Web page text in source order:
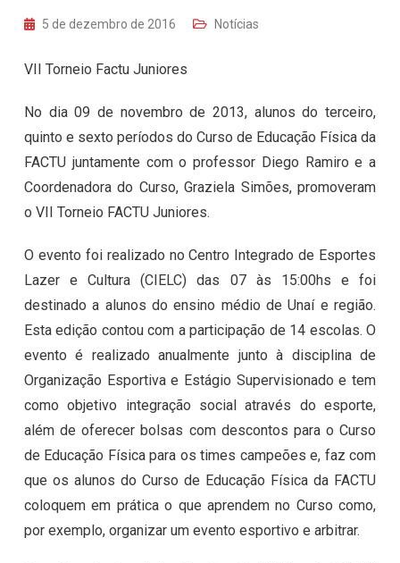
5 de dezembro de 2016 Notícias
VII Torneio Factu Juniores
No dia 09 de novembro de 2013, alunos do terceiro,
quinto e sexto períodos do Curso de Educação Física da
FACTU juntamente com o professor Diego Ramiro e a
Coordenadora do Curso, Graziela Simões, promoveram
o VII Torneio FACTU Juniores.
O evento foi realizado no Centro Integrado de Esportes
Lazer e Cultura (CIELC) das 07 às 15:00hs e foi
destinado a alunos do ensino médio de Unaí e região.
Esta edição contou com a participação de 14 escolas. O
evento é realizado anualmente junto à disciplina de
Organização Esportiva e Estágio Supervisionado e tem
como objetivo integração social através do esporte,
além de oferecer bolsas com descontos para o Curso
de Educação Física para os times campeões e, faz com
que os alunos do Curso de Educação Física da FACTU
coloquem em prática o que aprendem no Curso como,
por exemplo, organizar um evento esportivo e arbitrar.